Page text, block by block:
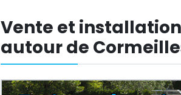
Vente et
autour de